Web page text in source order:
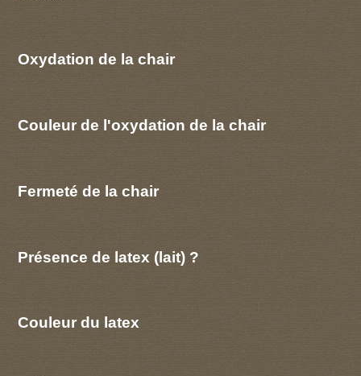
Oxydation de la chair
Couleur de l'oxydation de la chair
Fermeté de la chair
Présence de latex (lait) ?
Couleur du latex